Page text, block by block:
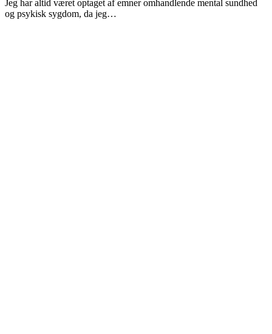
Jeg har altid været optaget af emner omhandlende mental sundhed
og psykisk sygdom, da jeg…